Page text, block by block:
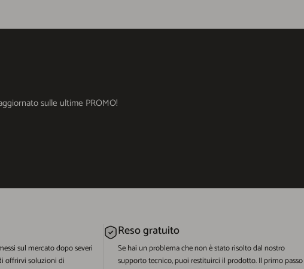
sulle ultime PROMO!
sul mercato dopo severi
offrirvi soluzioni di
Reso gratuito
Se hai un problema che non è stato risolto dal nostro
supporto tecnico, puoi restituirci il prodotto. Il primo passo